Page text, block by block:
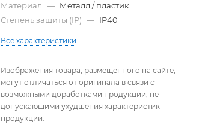
Материал — Металл / пластик
Степень защиты (IP) — IP40
Все характеристики
Изображения товара, размещенного на сайте,
могут отличаться от оригинала в связи с
возможными доработками продукции, не
допускающими ухудшения характеристик
продукции.